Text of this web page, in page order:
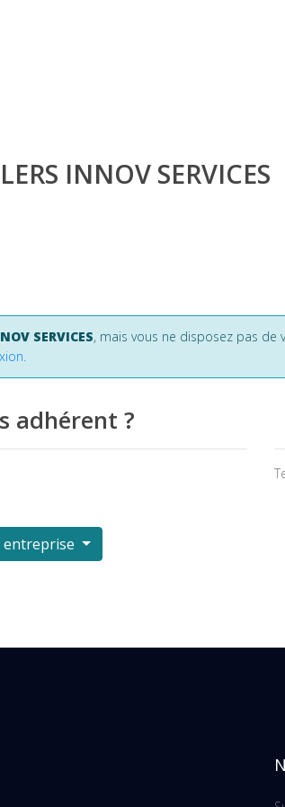
INNOV SERVICES
SERVICES, mais vous ne disposez pas de
adhérent ?
entreprise